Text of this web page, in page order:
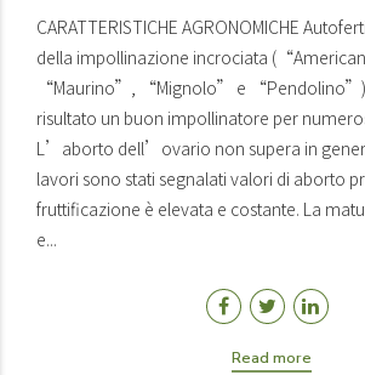
CARATTERISTICHE AGRONOMICHE
della impollinazione incrociata
“Maurino”, “Mignolo” e
risultato un buon impollinatore per
L’aborto dell’ovario non supera in
lavori sono stati segnalati valori di aborto
fruttificazione è elevata e costante. La
e...
Read more